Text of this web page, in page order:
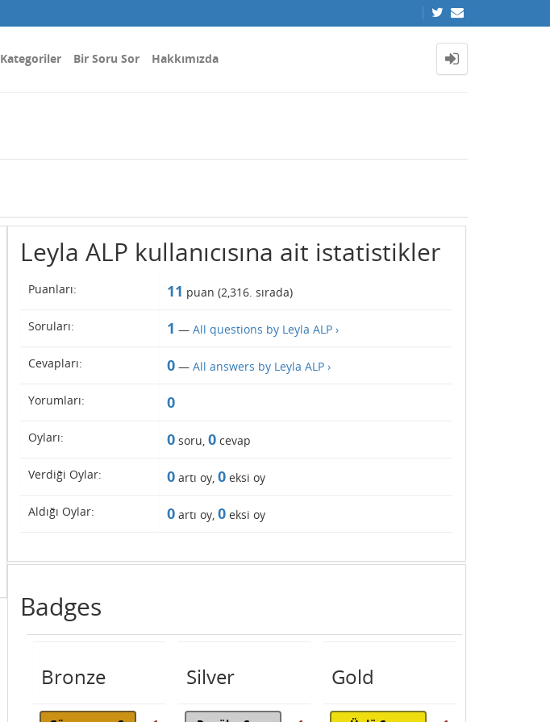
Kategoriler Bir Soru Sor Hakkımızda
Leyla ALP kullanıcısına ait istatistikler
Puanları: 11 puan (2,316. sırada)
Soruları: 1 — All questions by Leyla ALP ›
Cevapları: 0— All answers by Leyla ALP ›
Yorumları: 0
Oyları: 0soru, 0cevap
Verdiği Oylar: 0artı oy, 0eksi oy
Aldığı Oylar: 0artı oy, 0eksi oy
Badges
Bronze Silver Gold